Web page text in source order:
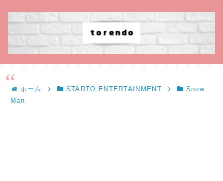
ホーム STARTO ENTERTAINMENT
Snow
Man